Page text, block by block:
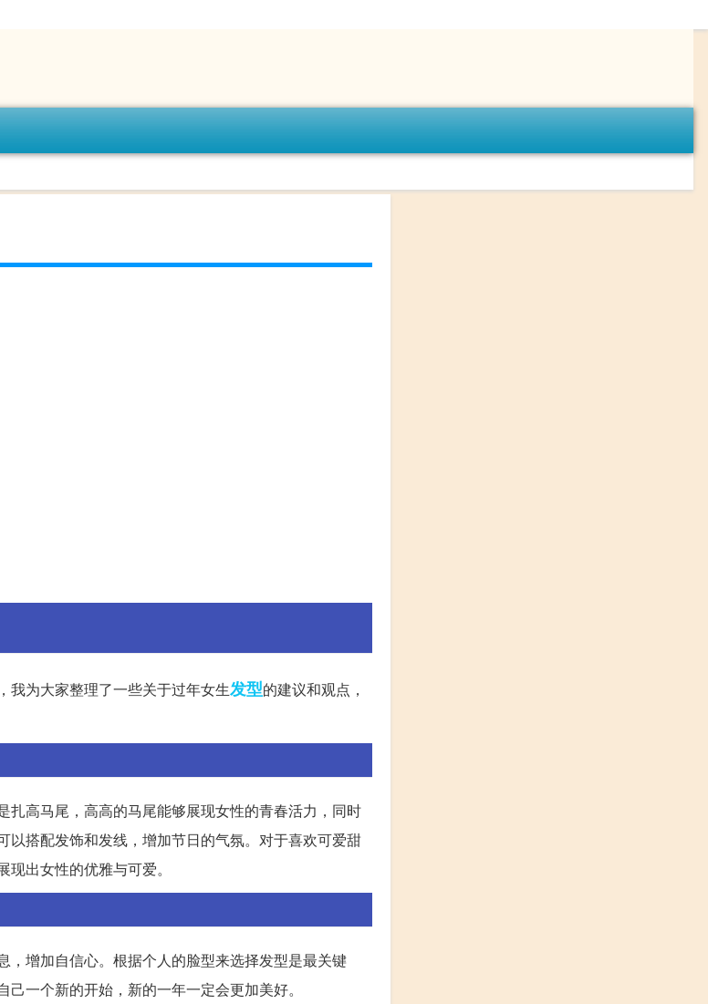
我为大家整理了一些关于过年女生发型的建议和观点，
高马尾，高高的马尾能够展现女性的青春活力，同时
搭配发饰和发线，增加节日的气氛。对于喜欢可爱甜
出女性的优雅与可爱。
增加自信心。根据个人的脸型来选择发型是最关键
一个新的开始，新的一年一定会更加美好。